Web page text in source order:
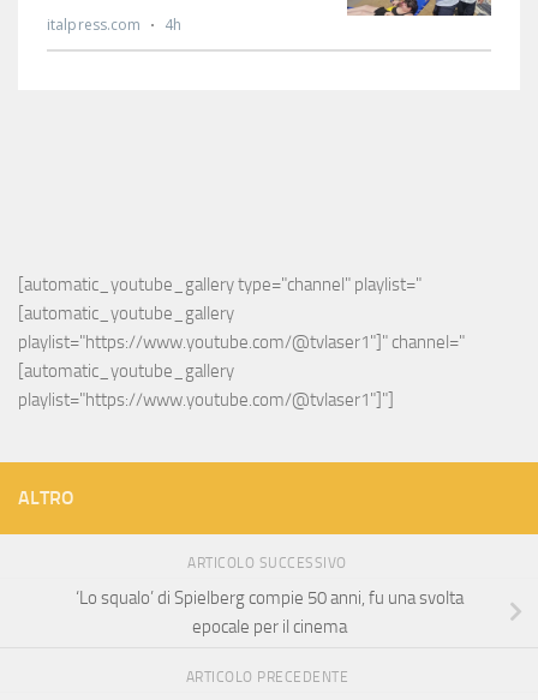
[automatic_youtube_gallery type="channel" playlist="
[automatic_youtube_gallery
playlist="https://www.youtube.com/@tvlaser1"]" channel="
[automatic_youtube_gallery
playlist="https://www.youtube.com/@tvlaser1"]"]
ALTRO
ARTICOLO SUCCESSIVO
‘Lo squalo’ di Spielberg compie 50 anni, fu una svolta
epocale per il cinema
ARTICOLO PRECEDENTE